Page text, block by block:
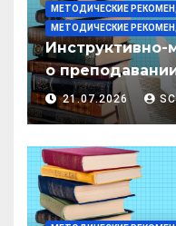
МЕТОДИЧЕСКИЕ
МЕТОДИЧЕСКИЕ
Инструктивно-
о
дисциплин в
образования
21.07.2026